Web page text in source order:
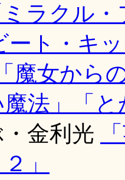
ミラクル
ート・キ
「魔女から
法」
「
金利光
」